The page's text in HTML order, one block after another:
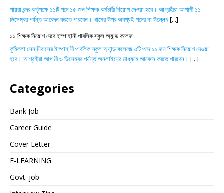
পায়রা বন্দর কর্তৃপক্ষে ১১টি পদে ১৫ জন শিক্ষক-কর্মচারী নিয়োগ দেওয়া হবে। আগ্রহীরা আগামী ১১
ডিসেম্বর পর্যন্ত আবেদন করতে পারবেন। খামের উপর অবশ্যই পদের না উল্লেখ[...]
১১ শিক্ষক নিয়োগ দেবে ইস্পাহানী পাবলিক স্কুল অ্যান্ড কলেজ
কুমিল্লা সেনানিবাসের ইস্পাহানী পাবলিক স্কুল অ্যান্ড কলেজে ৩টি পদে ১১ জন শিক্ষক নিয়োগ দেওয়া
হবে। আগ্রহীরা আগামী ৩ ডিসেম্বর পর্যন্ত অনলাইনের মাধ্যমে আবেদন করতে পারবেন। [...]
Categories
Bank Job
Career Guide
Cover Letter
E-LEARNING
Govt. job